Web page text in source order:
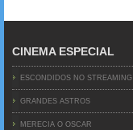
CINEMA ESPECIAL
ESCONDIDOS NO STREAMING
GRANDES ASTROS
MERECIA O OSCAR